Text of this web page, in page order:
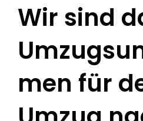
Wir sind
men für